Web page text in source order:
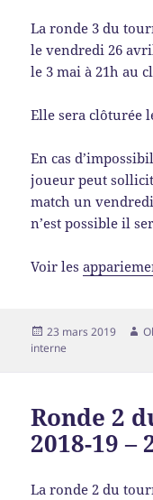
La ronde 3 du
le vendredi 26
le 3 mai à 21h au
Elle sera clôturée
En cas
joueur peut
match un
n’est possible il
Voir les
23 mars 2019
interne
Ronde 2
2018-19 –
La ronde 2 du